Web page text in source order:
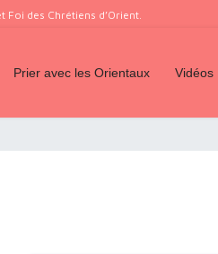
des Chrétiens d’Orient.
Prier avec les Orientaux Vidéos